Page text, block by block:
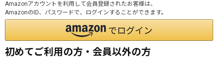
Amazonアカウントを利用して会員登録されたお客様は、
AmazonのID、パスワードで、ログインすることができます。
初めてご利用の方・会員以外の方